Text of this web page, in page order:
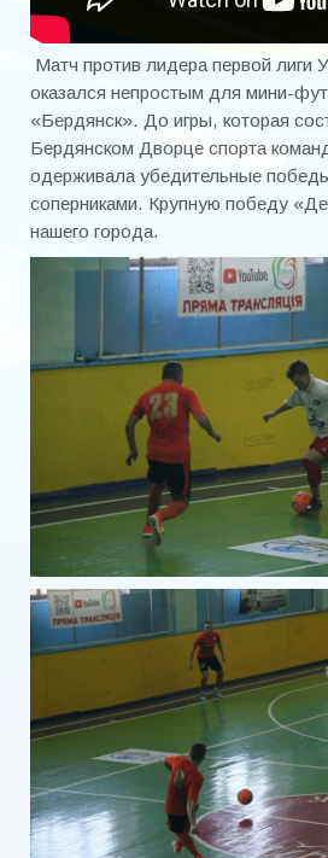
Турнир памяти А.А.Бушина
МИНИ-ФУТБОЛ
Чемпионат Украины 2019/20
Чемпионаты
Чемпионаты 90-х годов
Чемпионат 2016
Чемпионат 2017
Чемпионат 2018
Чемпионат 2019
Чемпионат 2020
Всеукраинский турнир «Бизнес-лига»
Турнир среди силовых структур
Микрорайоны
НОВОСТИ
Американский футбол в Бердянске
Матч против лидера первой лиги
оказался непростым для мини-
«Бердянск». До игры, которая
Бердянском Дворце спорта
одерживала убедительные
соперниками. Крупную победу
нашего города.